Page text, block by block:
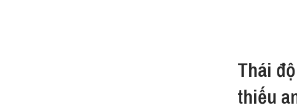
Thái
thiếu